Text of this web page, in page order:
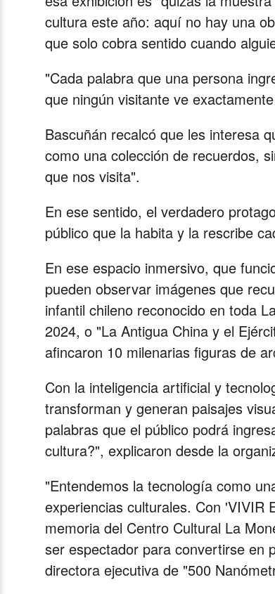
cultura este año: aquí no hay una
que solo cobra sentido cuando
"Cada palabra que una persona
que ningún visitante ve
Bascuñán recalcó que les interesa
como una colección de recuerdos,
que nos visita".
En ese sentido, el verdadero
público que la habita y la rescribe
En ese espacio inmersivo, que
pueden observar imágenes que
infantil chileno reconocido en toda
2024, o "La Antigua China y el
afincaron 10 milenarias figuras de
Con la inteligencia artificial y
transforman y generan paisajes
palabras que el público podrá
cultura?", explicaron desde la
"Entendemos la tecnología como
experiencias culturales. Con 'VIVIR
memoria del Centro Cultural La
ser espectador para convertirse en
directora ejecutiva de "500